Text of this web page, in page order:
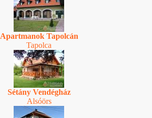
Apartmanok Tapolcán
Tapolca
Sétány Vendégház
Alsóörs